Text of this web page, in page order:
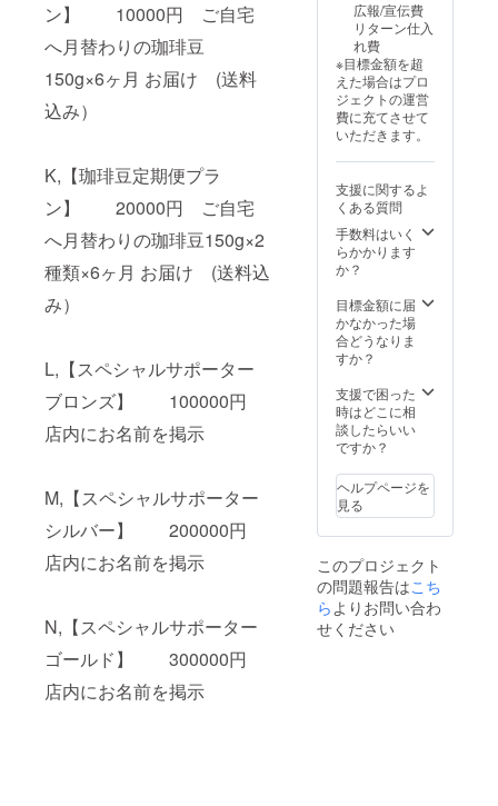
ン】 10000円 ご自宅
へ月替わりの珈琲豆
150g×6ヶ月 お届け (送料
込み）
K,【珈琲豆定期便プラ
ン】 20000円 ご自宅
へ月替わりの珈琲豆150g×2
種類×6ヶ月 お届け (送料込
み）
L,【スペシャルサポーター
ブロンズ】 100000円
店内にお名前を掲示
M,【スペシャルサポーター
シルバー】 200000円
店内にお名前を掲示
N,【スペシャルサポーター
ゴールド】 300000円
店内にお名前を掲示
ご記入
くださ
広報/宣伝費
リターン仕入
れ費
※目標金額を超
えた場合はプロ
ジェクトの運営
費に充てさせて
いただきます。
支援に関するよ
くある質問
手数料はいく
らかかります
か？
目標金額に届
かなかった場
合どうなりま
すか？
支援で困った
時はどこに相
談したらいい
ですか？
ヘルプページを
見る
このプロジェクト
の問題報告はこち
らよりお問い合わ
せください